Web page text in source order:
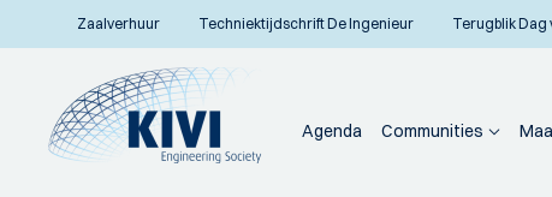
Zaalverhuur Techniektijdschrift De Ingenieur Terugblik Dag
Agenda Communities